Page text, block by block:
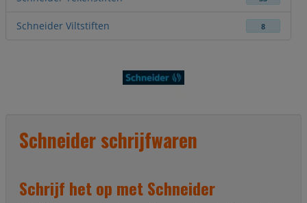
Schneider Viltstiften 8
Schneider schrijfwaren
Schrijf het op met Schneider